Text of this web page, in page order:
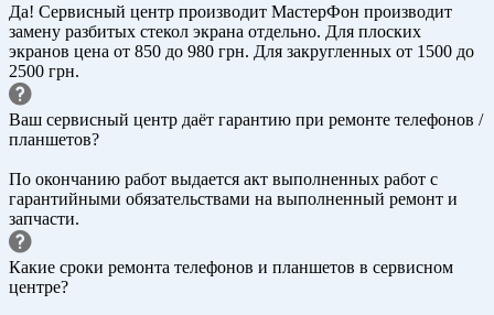
Да! Сервисный центр производит МастерФон производит
замену разбитых стекол экрана отдельно. Для плоских
экранов цена от 850 до 980 грн. Для закругленных от 1500 до
2500 грн.
Ваш сервисный центр даёт гарантию при ремонте телефонов /
планшетов?
По окончанию работ выдается акт выполненных работ с
гарантийными обязательствами на выполненный ремонт и
запчасти.
Какие сроки ремонта телефонов и планшетов в сервисном
центре?